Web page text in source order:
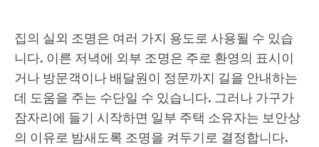
집의 실외 조명은 여러 가지 용도로 사용될 수 있습
니다. 이른 저녁에 외부 조명은 주로 환영의 표시이
거나 방문객이나 배달원이 정문까지 길을 안내하는
데 도움을 주는 수단일 수 있습니다. 그러나 가구가
잠자리에 들기 시작하면 일부 주택 소유자는 보안상
의 이유로 밤새도록 조명을 켜두기로 결정합니다.